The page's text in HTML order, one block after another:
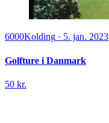
6000Kolding · 5. jan. 2023
Golfture i Danmark
50 kr.